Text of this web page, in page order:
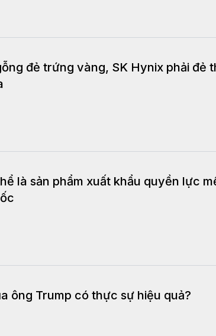
đẻ trứng vàng, SK Hynix phải đẻ
là sản phẩm xuất khẩu quyền lực
ông Trump có thực sự hiệu quả?